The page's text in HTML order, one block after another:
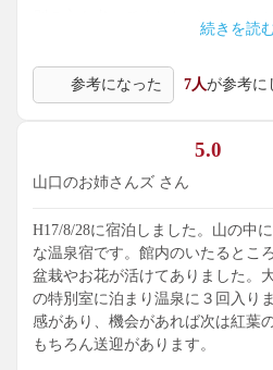
別の方も書いてましたが、あっち
湯上り処（休憩処）がしっかりあ
て、本当に気がきいてる感じでした
続きを読
参考になった 7人が参考に
5.0
山口のお姉さんズ さん
H17/8/28に宿泊しました。山の中
な温泉宿です。館内のいたるとこ
盆栽やお花が活けてありました。
の特別室に泊まり温泉に３回入り
感があり、機会があれば次は紅葉
もちろん送迎があります。